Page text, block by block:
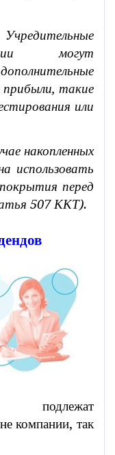
могут
прибыли, такие
или
накопленных
использовать
перед
507 ККТ).
подлежат
компании, так